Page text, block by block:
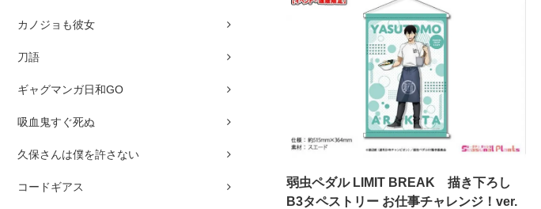
カノジョも彼女
刀語
ギャグマンガ日和GO
吸血鬼すぐ死ぬ
久保さんは僕を許さない
コードギアス
弱虫ペダル LIMIT BREAK 描き下ろし
B3タペストリー お仕事チャレンジ！ver.